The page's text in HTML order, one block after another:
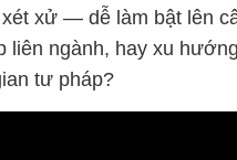
xử — dễ làm bật lên
liên ngành, hay xu
tư pháp?